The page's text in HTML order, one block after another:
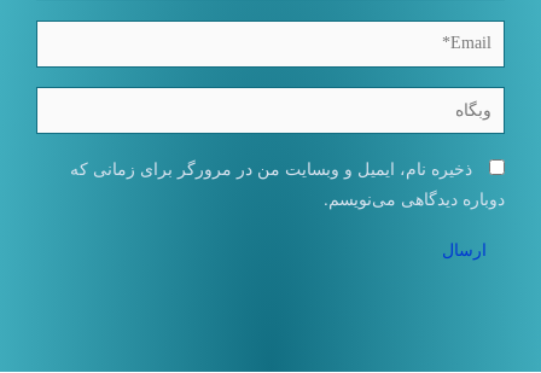
Email*
وبگاه
ذخیره نام، ایمیل و وبسایت من در مرورگر برای زمانی که
دوباره دیدگاهی می‌نویسم.